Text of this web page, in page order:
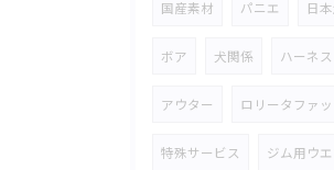
国産素材 パニエ 日
ボア 犬関係 ハーネス
アウター ロリータファ
特殊サービス ジム用ウ